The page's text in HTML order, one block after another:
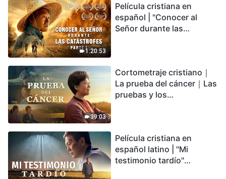
podemos sobrevivir?
1:20:53
Película cristiana en
español | "Conocer al
Señor durante las
encontrarás refugio?
39:03
Cortometraje cristiano｜
La prueba del cáncer｜Las
pruebas y los
Película cristiana en
español latino | "Mi
testimonio tardío"